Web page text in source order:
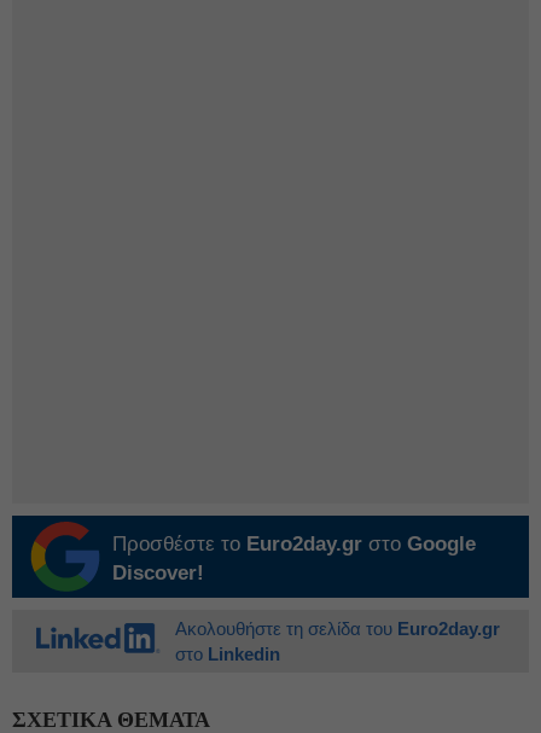
Προσθέστε το Euro2day.gr στο Google
Discover!
Ακολουθήστε τη σελίδα του Euro2day.gr
στο Linkedin
ΣΧΕΤΙΚΑ ΘΕΜΑΤΑ